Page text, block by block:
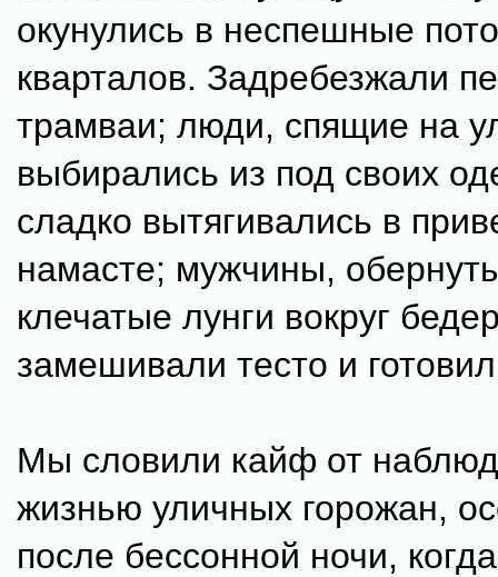
окунулись в неспешные
кварталов. Задребезжали
трамваи; люди, спящие на
выбирались из под своих
сладко вытягивались в
намасте; мужчины,
клечатые лунги вокруг
замешивали тесто и
Мы словили кайф от
жизнью уличных горожан,
после бессонной ночи,